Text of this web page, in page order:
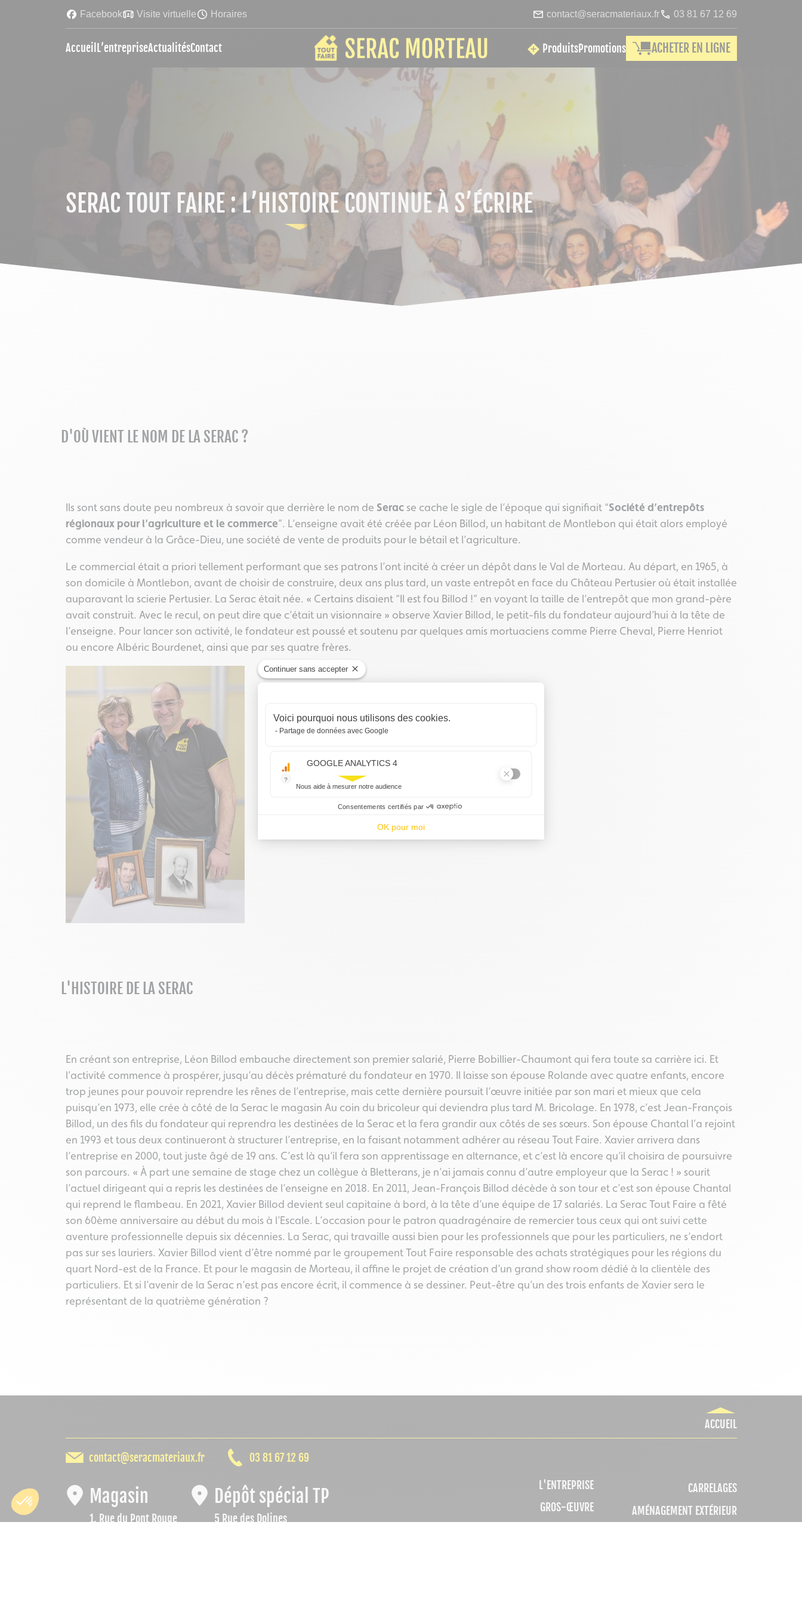
Continuer sans accepter
Voici pourquoi nous utilisons des cookies.
Partage de données avec Google
?
GOOGLE ANALYTICS 4
Nous aide à mesurer notre audience
Consentements certifiés par
OK pour moi
Axeptio consent
Facebook Visite virtuelle Horaires contact@seracmateriaux.fr 03 81 67 12 69
Accueil L’entrepriseActualitésContact ProduitsPromotions ACHETER EN LIGNE
SERAC TOUT FAIRE : L’HISTOIRE CONTINUE À S’ÉCRIRE
D'OÙ VIENT LE NOM DE LA SERAC ?
Ils sont sans doute peu nombreux à savoir que derrière le nom de Serac se cache le sigle de l’époque qui signifiait “Société d’entrepôts
régionaux pour l’agriculture et le commerce”. L’enseigne avait été créée par Léon Billod, un habitant de Montlebon qui était alors employé
comme vendeur à la Grâce-Dieu, une société de vente de produits pour le bétail et l’agriculture.
Le commercial était a priori tellement performant que ses patrons l’ont incité à créer un dépôt dans le Val de Morteau. Au départ, en 1965, à
son domicile à Montlebon, avant de choisir de construire, deux ans plus tard, un vaste entrepôt en face du Château Pertusier où était installée
auparavant la scierie Pertusier. La Serac était née. « Certains disaient “Il est fou Billod !” en voyant la taille de l’entrepôt que mon grand-père
avait construit. Avec le recul, on peut dire que c’était un visionnaire » observe Xavier Billod, le petit-fils du fondateur aujourd’hui à la tête de
l’enseigne. Pour lancer son activité, le fondateur est poussé et soutenu par quelques amis mortuaciens comme Pierre Cheval, Pierre Henriot
ou encore Albéric Bourdenet, ainsi que par ses quatre frères.
L'HISTOIRE DE LA SERAC
En créant son entreprise, Léon Billod embauche directement son premier salarié, Pierre Bobillier-Chaumont qui fera toute sa carrière ici. Et
l’activité commence à prospérer, jusqu’au décès prématuré du fondateur en 1970. Il laisse son épouse Rolande avec quatre enfants, encore
trop jeunes pour pouvoir reprendre les rênes de l’entreprise, mais cette dernière poursuit l’œuvre initiée par son mari et mieux que cela
puisqu’en 1973, elle crée à côté de la Serac le magasin Au coin du bricoleur qui deviendra plus tard M. Bricolage. En 1978, c’est Jean-François
Billod, un des fils du fondateur qui reprendra les destinées de la Serac et la fera grandir aux côtés de ses sœurs. Son épouse Chantal l’a rejoint
en 1993 et tous deux continueront à structurer l’entreprise, en la faisant notamment adhérer au réseau Tout Faire. Xavier arrivera dans
l’entreprise en 2000, tout juste âgé de 19 ans. C’est là qu’il fera son apprentissage en alternance, et c’est là encore qu’il choisira de poursuivre
son parcours. « À part une semaine de stage chez un collègue à Bletterans, je n’ai jamais connu d’autre employeur que la Serac ! » sourit
l’actuel dirigeant qui a repris les destinées de l’enseigne en 2018. En 2011, Jean-François Billod décède à son tour et c’est son épouse Chantal
qui reprend le flambeau. En 2021, Xavier Billod devient seul capitaine à bord, à la tête d’une équipe de 17 salariés. La Serac Tout Faire a fêté
son 60ème anniversaire au début du mois à l’Escale. L’occasion pour le patron quadragénaire de remercier tous ceux qui ont suivi cette
aventure professionnelle depuis six décennies. La Serac, qui travaille aussi bien pour les professionnels que pour les particuliers, ne s’endort
pas sur ses lauriers. Xavier Billod vient d’être nommé par le groupement Tout Faire responsable des achats stratégiques pour les régions du
quart Nord-est de la France. Et pour le magasin de Morteau, il affine le projet de création d’un grand show room dédié à la clientèle des
particuliers. Et si l’avenir de la Serac n’est pas encore écrit, il commence à se dessiner. Peut-être qu’un des trois enfants de Xavier sera le
représentant de la quatrième génération ?
ACCUEIL
contact@seracmateriaux.fr 03 81 67 12 69
Magasin
1, Rue du Pont Rouge
Dépôt spécial TP
5 Rue des Dolines
L'ENTREPRISE
GROS-ŒUVRE
CARRELAGES
AMÉNAGEMENT EXTÉRIEUR